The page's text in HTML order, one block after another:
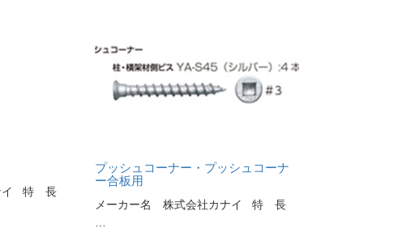
イ 特 長
プッシュコーナー・プッシュコーナ
ー合板用
メーカー名 株式会社カナイ 特 長